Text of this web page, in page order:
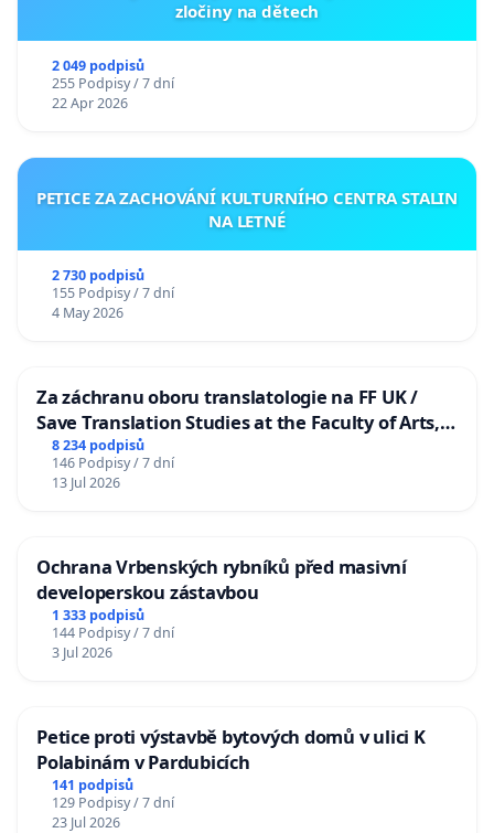
zločiny na dětech
2 049 podpisů
255 Podpisy / 7 dní
22 Apr 2026
PETICE ZA ZACHOVÁNÍ KULTURNÍHO CENTRA STALIN
NA LETNÉ
2 730 podpisů
155 Podpisy / 7 dní
4 May 2026
Za záchranu oboru translatologie na FF UK /
Save Translation Studies at the Faculty of Arts,
Charles University
8 234 podpisů
146 Podpisy / 7 dní
13 Jul 2026
Ochrana Vrbenských rybníků před masivní
developerskou zástavbou
1 333 podpisů
144 Podpisy / 7 dní
3 Jul 2026
Petice proti výstavbě bytových domů v ulici K
Polabinám v Pardubicích
141 podpisů
129 Podpisy / 7 dní
23 Jul 2026